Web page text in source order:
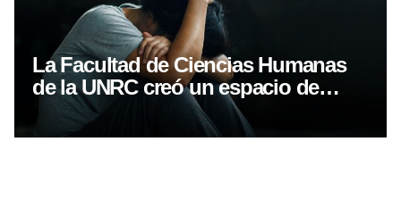
La Facultad de Ciencias Humanas
de la UNRC creó un espacio de
acompañamiento en salud mental